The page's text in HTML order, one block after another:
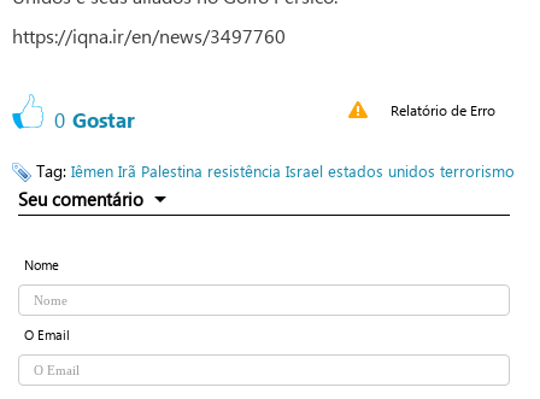
https://iqna.ir/en/news/3497760
0 Gostar Relatório de Erro
Tag: Iêmen Irã Palestina resistência Israel estados unidos terrorismo
Seu comentário
Nome
O Email